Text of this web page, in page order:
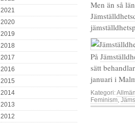
2021
2020
2019
2018
2017
2016
2015
2014
2013
2012
Men än så
På
sätt
januari i
Kategori:
Feminism,